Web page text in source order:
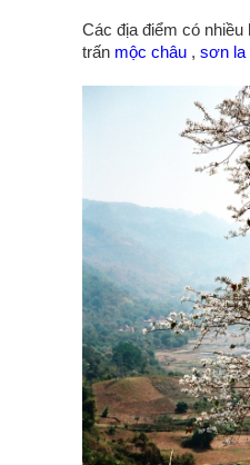
Các địa điểm có
trấn mộc châu , sơn la